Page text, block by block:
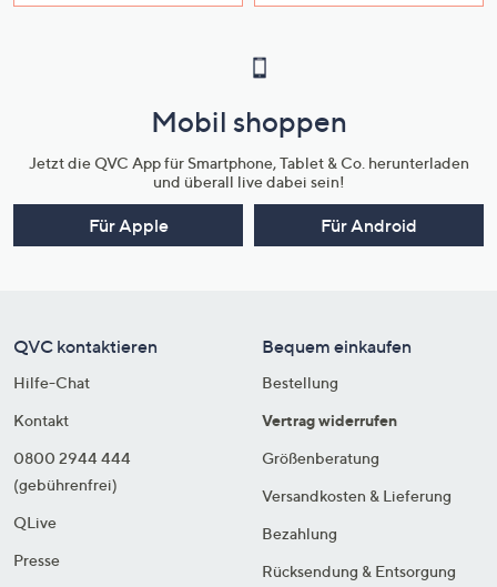
Mobil shoppen
Jetzt die QVC App für Smartphone, Tablet & Co. herunterladen
und überall live dabei sein!
Für Apple Für Android
QVC kontaktieren
Hilfe-Chat
Kontakt
0800 2944 444
(gebührenfrei)
QLive
Presse
Bequem einkaufen
Bestellung
Vertrag widerrufen
Größenberatung
Versandkosten & Lieferung
Bezahlung
Rücksendung & Entsorgung